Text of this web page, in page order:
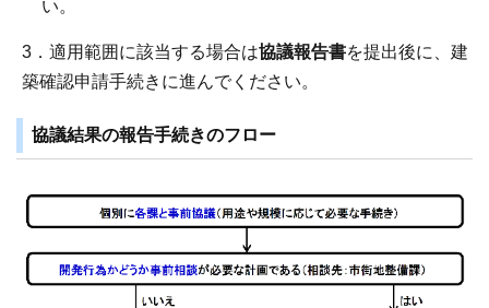
い。
3．適用範囲に該当する場合は協議報告書を提出後に、建
築確認申請手続きに進んでください。
協議結果の報告手続きのフロー